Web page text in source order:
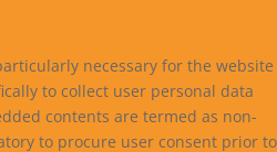
necessary for the website
to collect user personal data
contents are termed as non-
to procure user consent prior to